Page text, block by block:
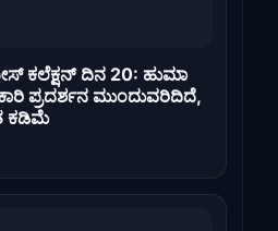
ಕಲೆಕ್ಷನ್ ದಿನ 20: ಹುಮಾ
ಪ್ರದರ್ಶನ ಮುಂದುವರಿದಿದೆ,
ಕಡಿಮೆ